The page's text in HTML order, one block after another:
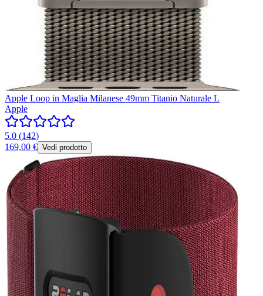
Apple Loop in Maglia Milanese 49mm Titanio Naturale L
Apple
5.0 (142)
169,00 € Vedi prodotto